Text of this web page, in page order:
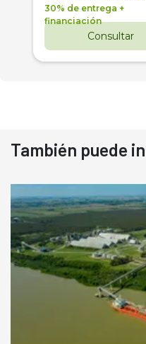
30% de entrega +
financiación
Consultar
También puede